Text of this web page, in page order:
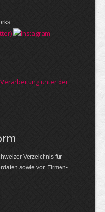
unter der
Verzeichnis für
sowie von Firmen­